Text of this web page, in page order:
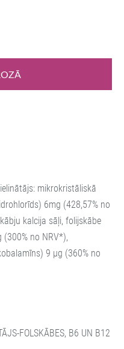
mikrokristāliskā
6mg (428,57% no
kalcija sāļi, folijskābe
no NRV*),
9 μg (360% no
FOLSKĀBES, B6 UN B12